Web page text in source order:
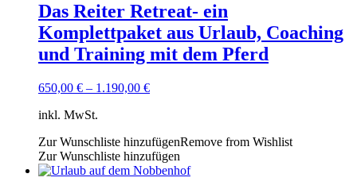
Das Reiter Retreat- ein
Komplettpaket aus Urlaub, Coaching
und Training mit dem Pferd
650,00 € – 1.190,00 €
inkl. MwSt.
Zur Wunschliste hinzufügenRemove from Wishlist
Zur Wunschliste hinzufügen